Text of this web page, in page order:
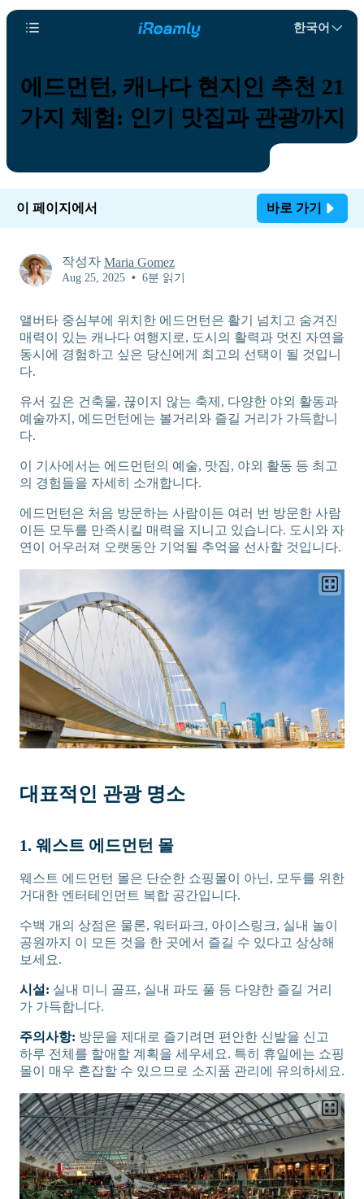
한국어
에드먼턴, 캐나다 현지인 추천 21
가지 체험: 인기 맛집과 관광까지
이 페이지에서 바로 가기
작성자 Maria Gomez
Aug 25, 2025 • 6분 읽기
앨버타 중심부에 위치한 에드먼턴은 활기 넘치고 숨겨진
매력이 있는 캐나다 여행지로, 도시의 활력과 멋진 자연을
동시에 경험하고 싶은 당신에게 최고의 선택이 될 것입니
다.
유서 깊은 건축물, 끊이지 않는 축제, 다양한 야외 활동과
예술까지, 에드먼턴에는 볼거리와 즐길 거리가 가득합니
다.
이 기사에서는 에드먼턴의 예술, 맛집, 야외 활동 등 최고
의 경험들을 자세히 소개합니다.
에드먼턴은 처음 방문하는 사람이든 여러 번 방문한 사람
이든 모두를 만족시킬 매력을 지니고 있습니다. 도시와 자
연이 어우러져 오랫동안 기억될 추억을 선사할 것입니다.
대표적인 관광 명소
1. 웨스트 에드먼턴 몰
웨스트 에드먼턴 몰은 단순한 쇼핑몰이 아닌, 모두를 위한
거대한 엔터테인먼트 복합 공간입니다.
수백 개의 상점은 물론, 워터파크, 아이스링크, 실내 놀이
공원까지 이 모든 것을 한 곳에서 즐길 수 있다고 상상해
보세요.
시설: 실내 미니 골프, 실내 파도 풀 등 다양한 즐길 거리
가 가득합니다.
주의사항: 방문을 제대로 즐기려면 편안한 신발을 신고
하루 전체를 할애할 계획을 세우세요. 특히 휴일에는 쇼핑
몰이 매우 혼잡할 수 있으므로 소지품 관리에 유의하세요.